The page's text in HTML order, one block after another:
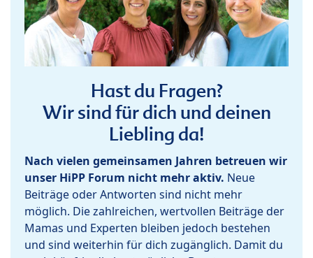
Hast du Fragen?
Wir sind für dich und deinen
Liebling da!
Nach vielen gemeinsamen Jahren betreuen wir
unser HiPP Forum nicht mehr aktiv. Neue
Beiträge oder Antworten sind nicht mehr
möglich. Die zahlreichen, wertvollen Beiträge der
Mamas und Experten bleiben jedoch bestehen
und sind weiterhin für dich zugänglich. Damit du